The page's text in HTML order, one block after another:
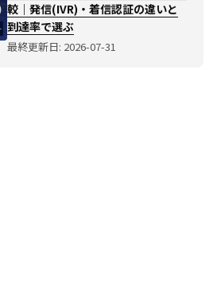
較｜発信(IVR)・着信認証の違いと
到達率で選ぶ
最終更新日: 2026-07-31